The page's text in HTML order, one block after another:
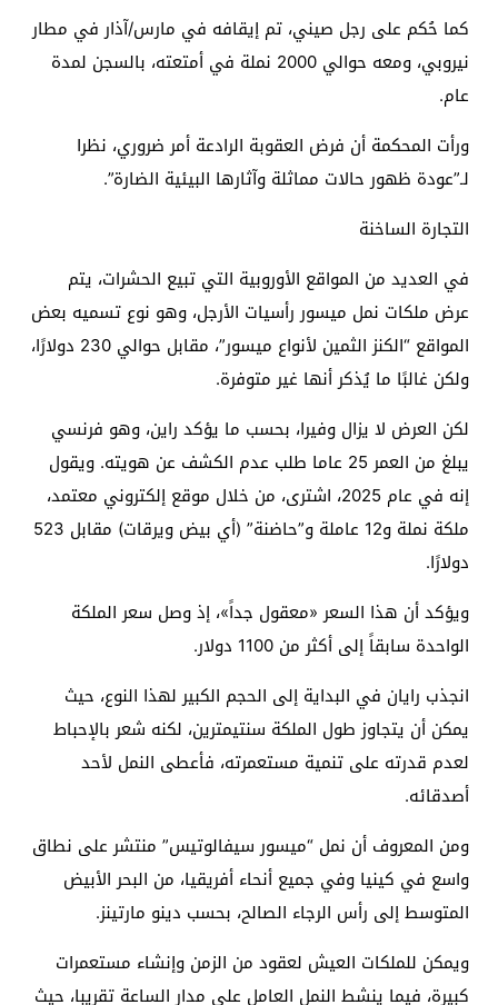
كما حُكم على رجل صيني، تم إيقافه في مارس/آذار في مطار
نيروبي، ومعه حوالي 2000 نملة في أمتعته، بالسجن لمدة
عام.
ورأت المحكمة أن فرض العقوبة الرادعة أمر ضروري، نظرا
لـ”عودة ظهور حالات مماثلة وآثارها البيئية الضارة”.
التجارة الساخنة
في العديد من المواقع الأوروبية التي تبيع الحشرات، يتم
عرض ملكات نمل ميسور رأسيات الأرجل، وهو نوع تسميه بعض
المواقع “الكنز الثمين لأنواع ميسور”، مقابل حوالي 230 دولارًا،
ولكن غالبًا ما يُذكر أنها غير متوفرة.
لكن العرض لا يزال وفيرا، بحسب ما يؤكد راين، وهو فرنسي
يبلغ من العمر 25 عاما طلب عدم الكشف عن هويته. ويقول
إنه في عام 2025، اشترى، من خلال موقع إلكتروني معتمد،
ملكة نملة و12 عاملة و”حاضنة” (أي بيض ويرقات) مقابل 523
دولارًا.
ويؤكد أن هذا السعر «معقول جداً»، إذ وصل سعر الملكة
الواحدة سابقاً إلى أكثر من 1100 دولار.
انجذب رايان في البداية إلى الحجم الكبير لهذا النوع، حيث
يمكن أن يتجاوز طول الملكة سنتيمترين، لكنه شعر بالإحباط
لعدم قدرته على تنمية مستعمرته، فأعطى النمل لأحد
أصدقائه.
ومن المعروف أن نمل “ميسور سيفالوتيس” منتشر على نطاق
واسع في كينيا وفي جميع أنحاء أفريقيا، من البحر الأبيض
المتوسط ​​إلى رأس الرجاء الصالح، بحسب دينو مارتينز.
ويمكن للملكات العيش لعقود من الزمن وإنشاء مستعمرات
كبيرة، فيما ينشط النمل العامل على مدار الساعة تقريبا، حيث